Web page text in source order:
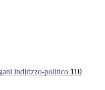
indirizzo-politico 110